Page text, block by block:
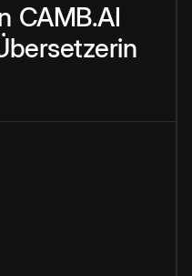
CAMB.AI